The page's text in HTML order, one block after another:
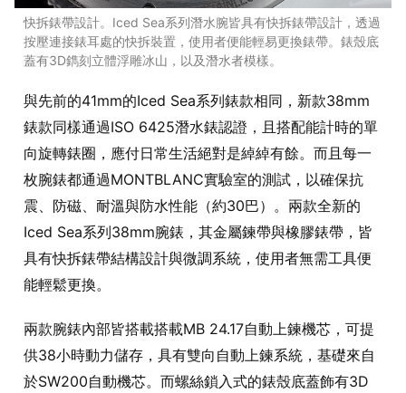
快拆錶帶設計。Iced Sea系列潛水腕皆具有快拆錶帶設計，透過
按壓連接錶耳處的快拆裝置，使用者便能輕易更換錶帶。錶殼底
蓋有3D鐫刻立體浮雕冰山，以及潛水者模樣。
與先前的41mm的Iced Sea系列錶款相同，新款38mm
錶款同樣通過ISO 6425潛水錶認證，且搭配能計時的單
向旋轉錶圈，應付日常生活絕對是綽綽有餘。而且每一
枚腕錶都通過MONTBLANC實驗室的測試，以確保抗
震、防磁、耐溫與防水性能（約30巴）。兩款全新的
Iced Sea系列38mm腕錶，其金屬鍊帶與橡膠錶帶，皆
具有快拆錶帶結構設計與微調系統，使用者無需工具便
能輕鬆更換。
兩款腕錶內部皆搭載搭載MB 24.17自動上鍊機芯，可提
供38小時動力儲存，具有雙向自動上鍊系統，基礎來自
於SW200自動機芯。而螺絲鎖入式的錶殼底蓋飾有3D